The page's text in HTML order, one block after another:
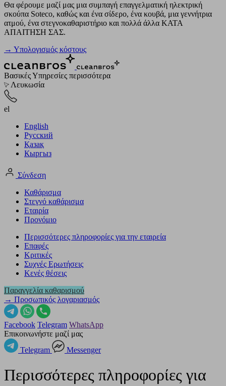
Θα φέρουμε μαζί μας μια συμπαγή επαγγελματική ηλεκτρική
σκούπα Soteco, καθώς και ένα σίδερο, ένα κουβά, μια γεννήτρια
ατμού, ένα στεγνοκαθαριστήριο και πολλά άλλα ΚΑΤΑ
ΑΠΑΙΤΗΣΗ ΣΑΣ.
→ Υπολογισμός κόστους
Βασικές Υπηρεσίες περισσότερα
Λευκωσία
el
English
Русский
Қазақ
Кыргыз
Σύνδεση
Καθάρισμα
Στεγνό καθάρισμα
Εταιρία
Προνόμιο
Περισσότερες πληροφορίες για την εταιρεία
Επαφές
Κριτικές
Συχνές Ερωτήσεις
Κενές θέσεις
Παραγγελία καθαρισμού
→ Προσωπικός λογαριασμός
Facebook Telegram WhatsApp
Επικοινωνήστε μαζί μας
Telegram
Messenger
Περισσότερες πληροφορίες για